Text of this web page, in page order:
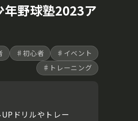
野球塾2023ア
♯初心者
♯イベント
♯トレーニング
ドリルやトレー